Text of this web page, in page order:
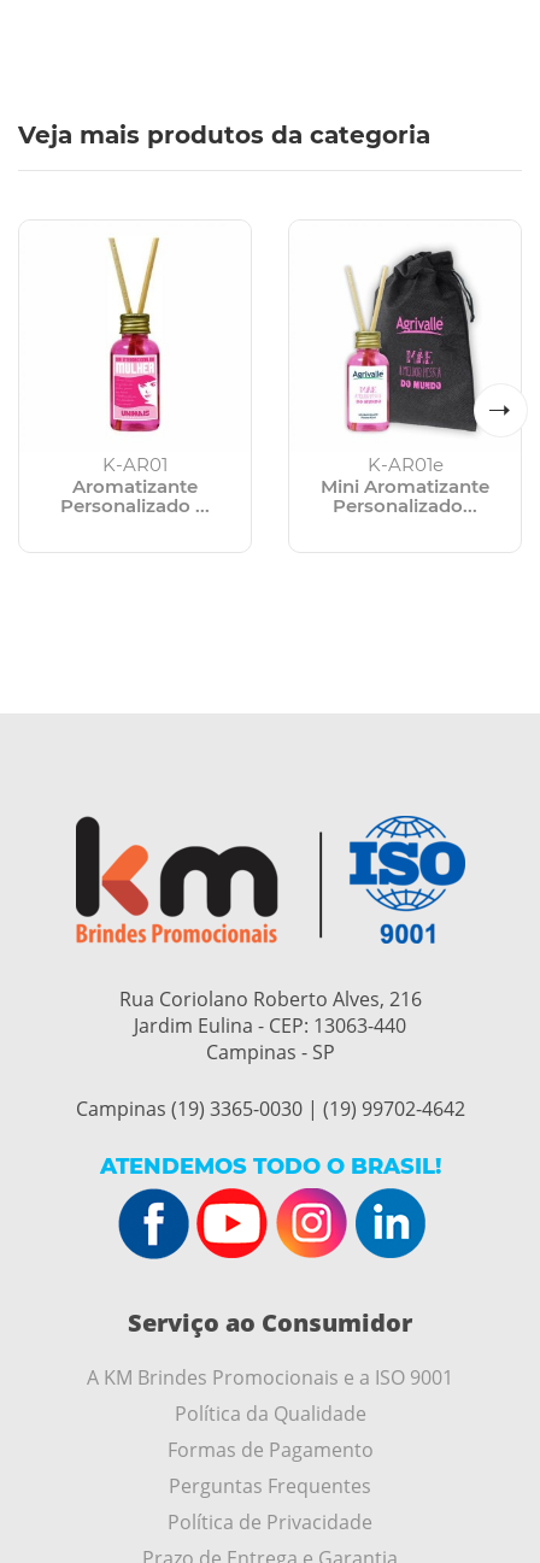
Veja mais produtos da categoria
K-AR01
Aromatizante
Personalizado ...
K-AR01e
Mini Aromatizante
Personalizado...
Rua Coriolano Roberto Alves, 216
Jardim Eulina - CEP: 13063-440
Campinas - SP
Campinas (19) 3365-0030 | (19) 99702-4642
ATENDEMOS TODO O BRASIL!
Serviço ao Consumidor
A KM Brindes Promocionais e a ISO 9001
Política da Qualidade
Formas de Pagamento
Perguntas Frequentes
Política de Privacidade